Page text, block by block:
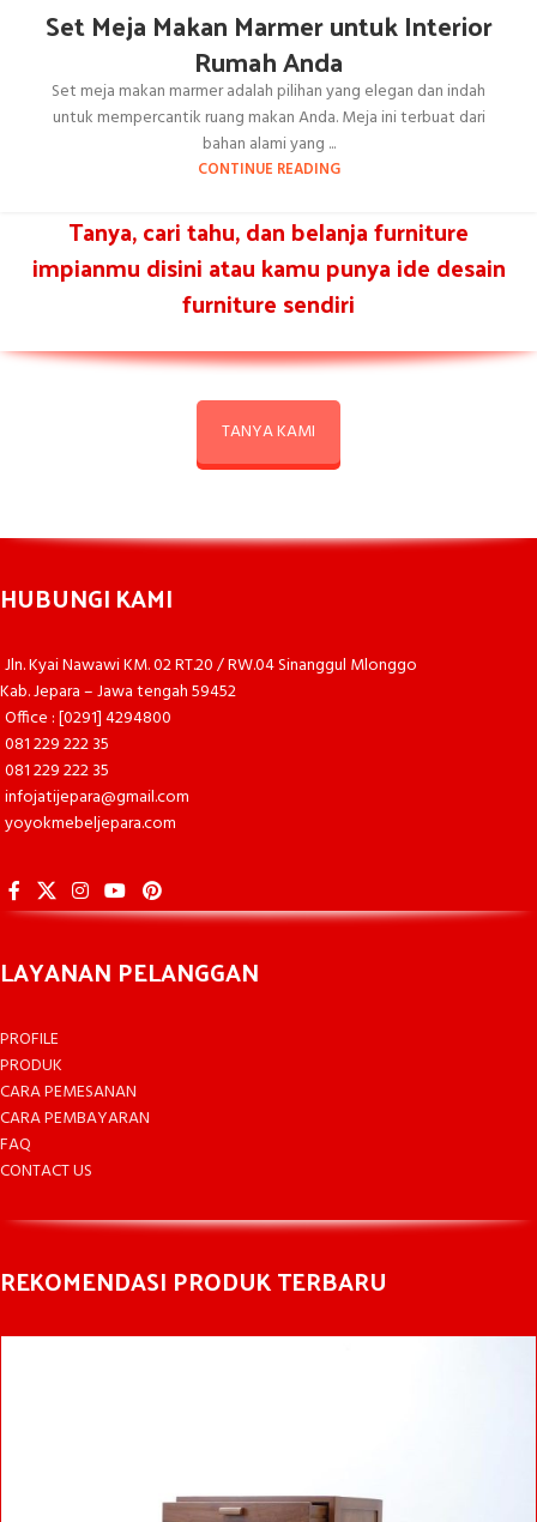
Set Meja Makan Marmer untuk Interior
Rumah Anda
Set meja makan marmer adalah pilihan yang elegan dan indah
untuk mempercantik ruang makan Anda. Meja ini terbuat dari
bahan alami yang ...
CONTINUE READING
Tanya, cari tahu, dan belanja furniture
impianmu disini atau kamu punya ide desain
furniture sendiri
TANYA KAMI
HUBUNGI KAMI
Jln. Kyai Nawawi KM. 02 RT.20 / RW.04 Sinanggul Mlonggo
Kab. Jepara – Jawa tengah 59452
Office : [0291] 4294800
081 229 222 35
081 229 222 35
infojatijepara@gmail.com
yoyokmebeljepara.com
LAYANAN PELANGGAN
PROFILE
PRODUK
CARA PEMESANAN
CARA PEMBAYARAN
FAQ
CONTACT US
REKOMENDASI PRODUK TERBARU